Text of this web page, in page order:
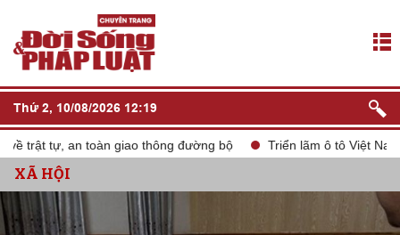
Thứ 2, 10/08/2026 12:19
tự, an toàn giao thông đường bộ Triển lãm ô tô Việt Nam
XÃ HỘI